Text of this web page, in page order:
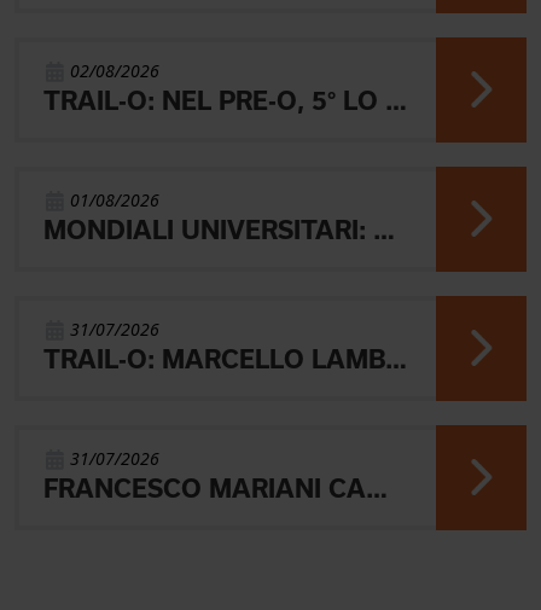
02/08/2026
TRAIL-O: NEL PRE-O, 5° LO JUNIOR LAMBERTINI E AARON GAIO 8°. NEI PARALIMPICI 20° GALVAN
01/08/2026
MONDIALI UNIVERSITARI: MARIANI CHIUDE 4° NELLA MIDDLE
31/07/2026
TRAIL-O: MARCELLO LAMBERTINI E' ARGENTO EUROPEO IN POLONIA
31/07/2026
FRANCESCO MARIANI CAMPIONE DEL MONDO UNIVERSITARIO NELLA SPRINT DI ORIENTEERING